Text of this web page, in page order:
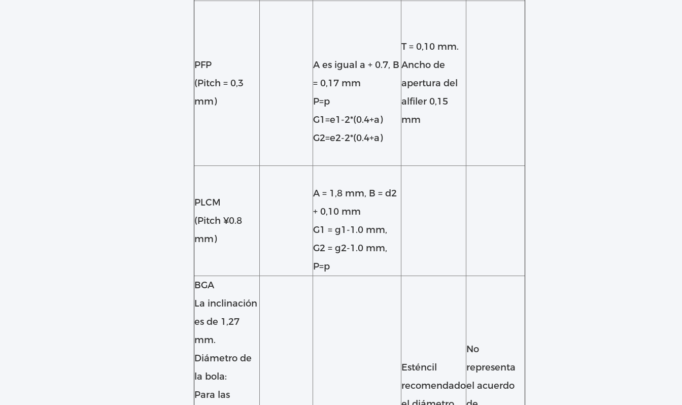
PFP
(Pitch = 0,3
mm)
A es igual a + 0.7, B
= 0,17 mm
P=p
G1=e1-2*(0.4+a)
G2=e2-2*(0.4+a)
T = 0,10 mm.
Ancho de
apertura del
alfiler 0,15
mm
PLCM
(Pitch ¥0.8
mm)
A = 1,8 mm, B = d2
+ 0,10 mm
G1 = g1-1.0 mm,
G2 = g2-1.0 mm,
P=p
BGA
La inclinación
es de 1,27
mm.
Diámetro de
la bola:
Para las
Esténcil
recomendado
No
representa
el acuerdo